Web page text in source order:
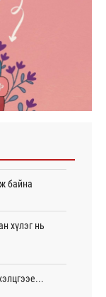
байна
хүлэг нь